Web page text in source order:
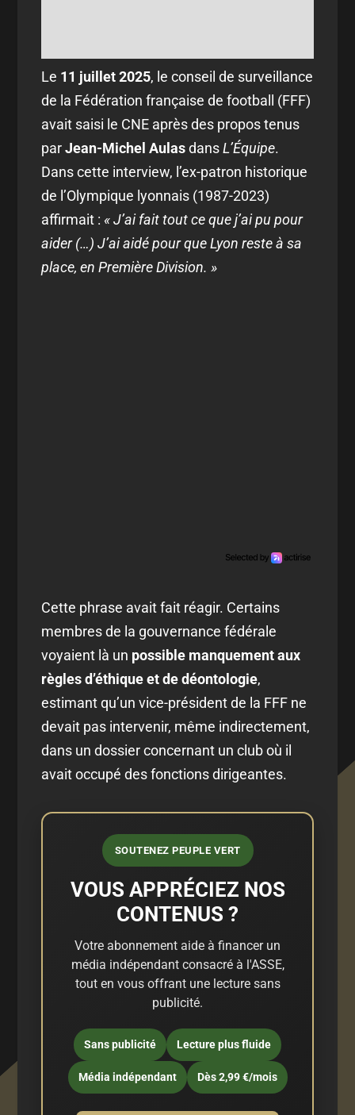
Le 11 juillet 2025, le conseil de surveillance
de la Fédération française de football (FFF)
avait saisi le CNE après des propos tenus
parJean-Michel AulasdansL’Équipe.
Dans cette interview, l’ex-patron historique
de l’Olympique lyonnais (1987-2023)
affirmait :« J’ai fait tout ce que j’ai pu pour
aider (…) J’ai aidé pour que Lyon reste à sa
place, en Première Division. »
Cette phrase avait fait réagir. Certains
membres de la gouvernance fédérale
voyaient là un possible manquement aux
règles d’éthique et de déontologie,
estimant qu’un vice-président de la FFF ne
devait pas intervenir, même indirectement,
dans un dossier concernant un club où il
avait occupé des fonctions dirigeantes.
SOUTENEZ PEUPLE VERT
VOUS APPRÉCIEZ NOS
CONTENUS ?
Votre abonnement aide à financer un
média indépendant consacré à l'ASSE,
tout en vous offrant une lecture sans
publicité.
Sans publicité Lecture plus fluide
Média indépendant Dès 2,99 €/mois